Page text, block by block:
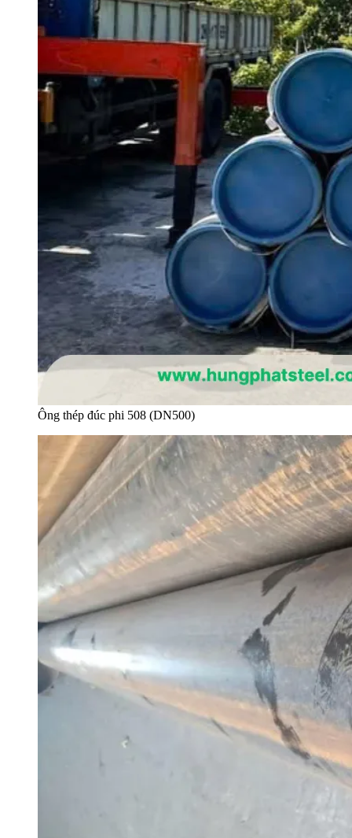
Ông thép đúc phi 508 (DN500)